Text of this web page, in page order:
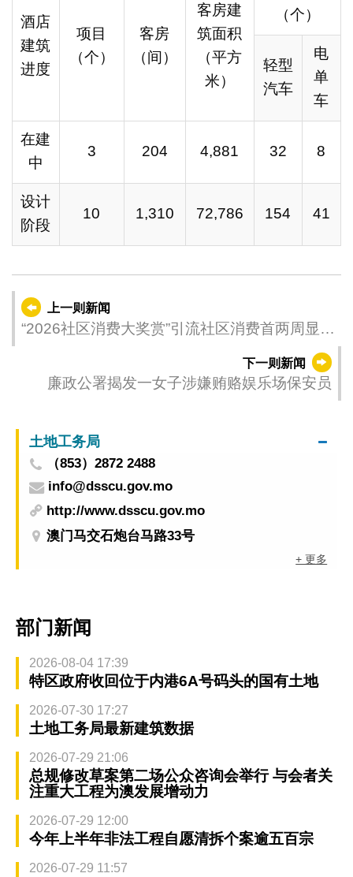
酒店
建筑
进度
项目
（个）
客房
（间）
客房建
筑面积
（平方
米）
（个）
轻型
汽车
电
单
车
在建
中
3 204 4,881 32 8
设计
阶段
10 1,310 72,786 154 41
上一则新闻
“2026社区消费大奖赏”引流社区消费首两周显成
下一则新闻
廉政公署揭发一女子涉嫌贿赂娱乐场保安员
土地工务局
（853）2872 2488
info@dsscu.gov.mo
http://www.dsscu.gov.mo
澳门马交石炮台马路33号
+ 更多
部门新闻
2026-08-04 17:39
特区政府收回位于内港6A号码头的国有土地
2026-07-30 17:27
土地工务局最新建筑数据
2026-07-29 21:06
总规修改草案第二场公众咨询会举行 与会者关
注重大工程为澳发展增动力
2026-07-29 12:00
今年上半年非法工程自愿清拆个案逾五百宗
2026-07-29 11:57